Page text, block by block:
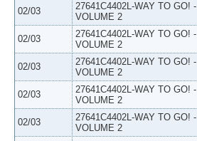
02/03
27641C4402L-WAY TO GO! -
VOLUME 2
02/03
27641C4402L-WAY TO GO! -
VOLUME 2
02/03
27641C4402L-WAY TO GO! -
VOLUME 2
02/03
27641C4402L-WAY TO GO! -
VOLUME 2
02/03
27641C4402L-WAY TO GO! -
VOLUME 2